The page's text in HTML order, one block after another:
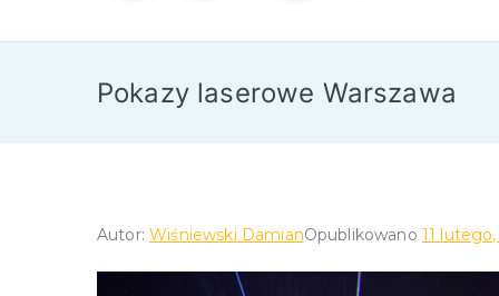
Pokazy laserowe Warszawa
Autor:Wiśniewski DamianOpublikowano 11